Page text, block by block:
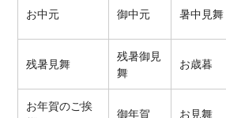
お中元 御中元 暑中見舞
残暑見舞
残暑御見
舞
お歳暮
お年賀のご挨
御年賀 お見舞